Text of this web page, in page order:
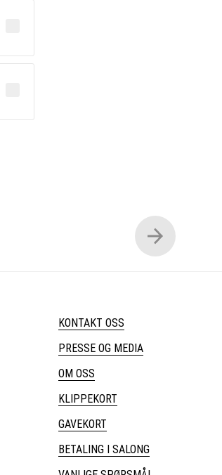
KONTAKT OSS
PRESSE OG MEDIA
OM OSS
KLIPPEKORT
GAVEKORT
BETALING I SALONG